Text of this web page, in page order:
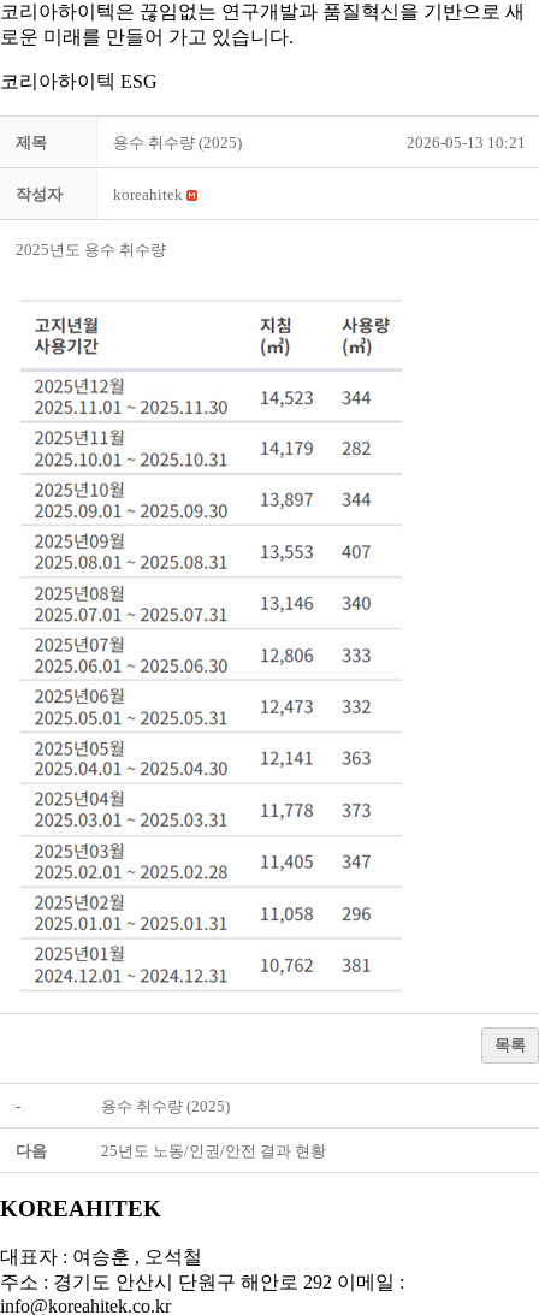
코리아하이텍은 끊임없는 연구개발과 품질혁신을 기반으로 새
로운 미래를 만들어 가고 있습니다.
코리아하이텍 ESG
제목 용수 취수량 (2025) 2026-05-13 10:21
작성자 koreahitek
2025년도 용수 취수량
목록
- 용수 취수량 (2025)
다음 25년도 노동/인권/안전 결과 현황
KOREAHITEK
대표자 : 여승훈 , 오석철
주소 : 경기도 안산시 단원구 해안로 292 이메일 :
info@koreahitek.co.kr